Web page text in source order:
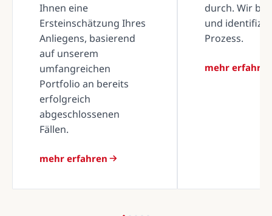
Ihnen eine
Ersteinschätzung Ihres
Anliegens, basierend
auf unserem
umfangreichen
Portfolio an bereits
erfolgreich
abgeschlossenen
Fällen.
mehr erfahren
durch. Wir
und
Prozess.
mehr erfahren